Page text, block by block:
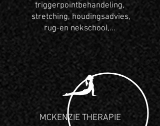
triggerpointbehandeling,
stretching, houdingsadvies,
rug-en nekschool,...
MCKENZIE THERAPIE